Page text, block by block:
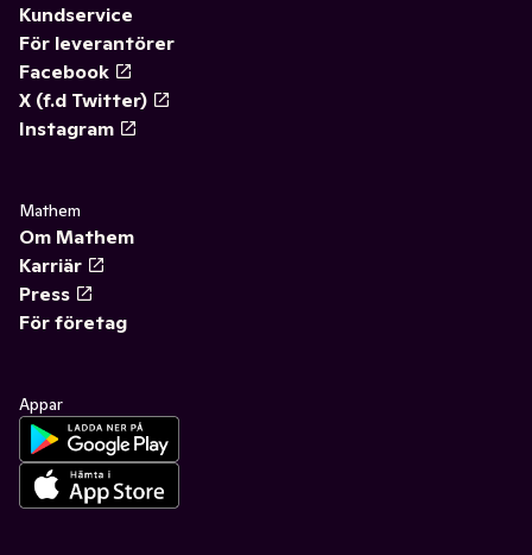
Kundservice
För leverantörer
Facebook
X (f.d Twitter)
Instagram
Mathem
Om Mathem
Karriär
Press
För företag
Appar